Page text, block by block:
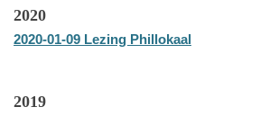
2020
2020-01-09 Lezing Phillokaal
2019